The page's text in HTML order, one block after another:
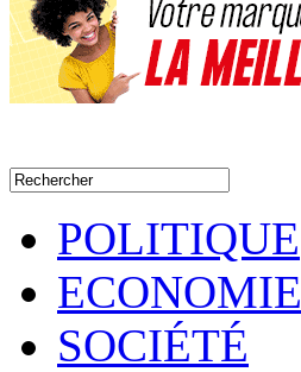
POLITIQUE
ECONOMIE
SOCIÉTÉ